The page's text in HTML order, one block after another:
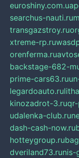
euroshiny.com.ua
searchus-nauti.ru
transgazstroy.ru
xtreme-rp.ru
orenferma.ru
backstage-682-
prime-cars63.ru
legardoauto.ru
kinozadrot-3.ru
udalenka-club.ru
dash-cash-now.ru
hotteygroup.ru
dveriland73.runis-